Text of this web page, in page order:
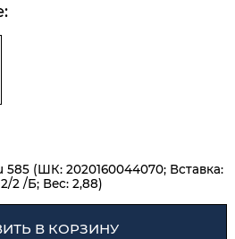
585 (ШК: 2020160044070; Вставка:
2 /Б; Вес: 2,88)
В КОРЗИНУ